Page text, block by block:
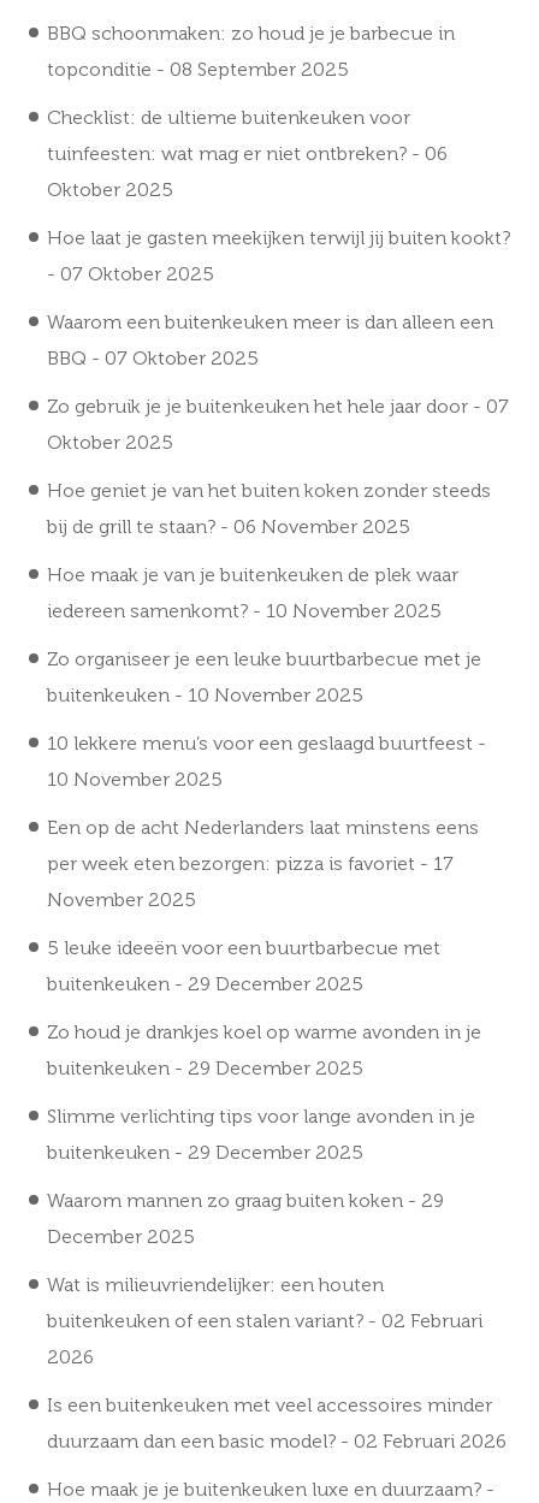
BBQ schoonmaken: zo houd je je barbecue in
topconditie - 08 September 2025
Checklist: de ultieme buitenkeuken voor
tuinfeesten: wat mag er niet ontbreken? - 06
Oktober 2025
Hoe laat je gasten meekijken terwijl jij buiten kookt?
- 07 Oktober 2025
Waarom een buitenkeuken meer is dan alleen een
BBQ - 07 Oktober 2025
Zo gebruik je je buitenkeuken het hele jaar door - 07
Oktober 2025
Hoe geniet je van het buiten koken zonder steeds
bij de grill te staan? - 06 November 2025
Hoe maak je van je buitenkeuken de plek waar
iedereen samenkomt? - 10 November 2025
Zo organiseer je een leuke buurtbarbecue met je
buitenkeuken - 10 November 2025
10 lekkere menu’s voor een geslaagd buurtfeest -
10 November 2025
Een op de acht Nederlanders laat minstens eens
per week eten bezorgen: pizza is favoriet - 17
November 2025
5 leuke ideeën voor een buurtbarbecue met
buitenkeuken - 29 December 2025
Zo houd je drankjes koel op warme avonden in je
buitenkeuken - 29 December 2025
Slimme verlichting tips voor lange avonden in je
buitenkeuken - 29 December 2025
Waarom mannen zo graag buiten koken - 29
December 2025
Wat is milieuvriendelijker: een houten
buitenkeuken of een stalen variant? - 02 Februari
2026
Is een buitenkeuken met veel accessoires minder
duurzaam dan een basic model? - 02 Februari 2026
Hoe maak je je buitenkeuken luxe en duurzaam? -